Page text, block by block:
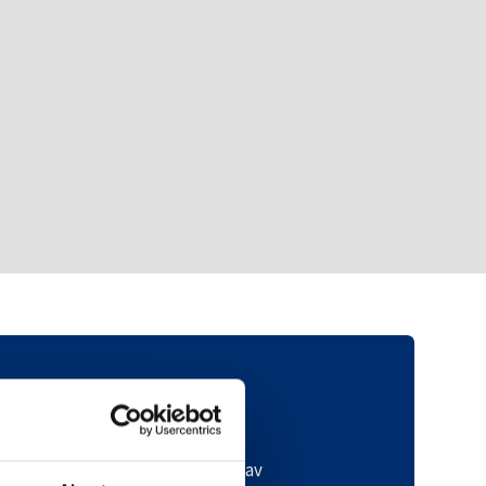
Veibeskrivelse
Start turen i den nordlige enden av